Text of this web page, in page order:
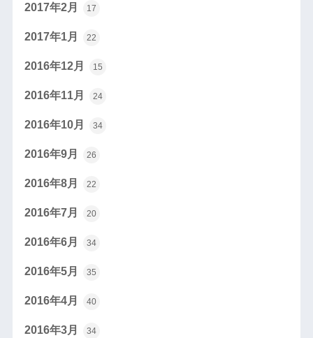
2017年2月 17
2017年1月 22
2016年12月 15
2016年11月 24
2016年10月 34
2016年9月 26
2016年8月 22
2016年7月 20
2016年6月 34
2016年5月 35
2016年4月 40
2016年3月 34